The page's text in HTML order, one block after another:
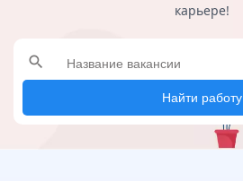
карьере!
search
Найти работу